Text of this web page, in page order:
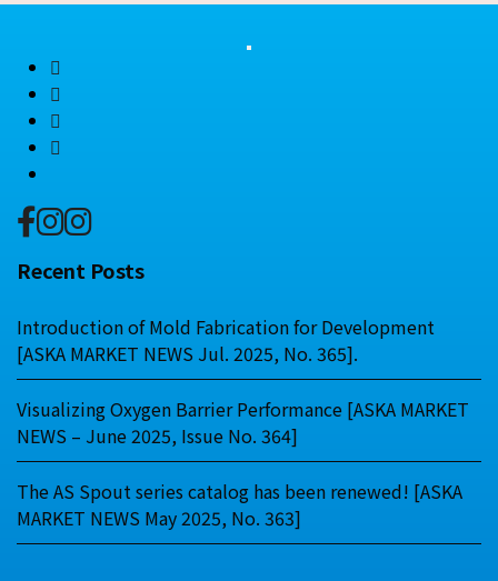
Recent Posts
Introduction of Mold Fabrication for Development
[ASKA MARKET NEWS Jul. 2025, No. 365].
Visualizing Oxygen Barrier Performance [ASKA MARKET
NEWS – June 2025, Issue No. 364]
The AS Spout series catalog has been renewed! [ASKA
MARKET NEWS May 2025, No. 363]